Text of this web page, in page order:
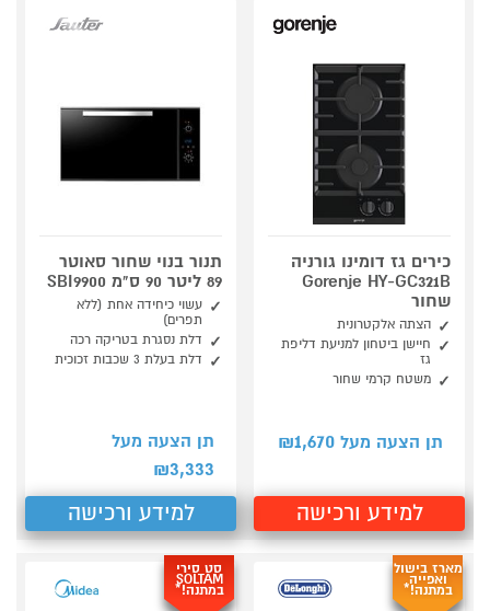
כירים גז דומינו גורניה
Gorenje HY-GC321B
שחור
הצתה אלקטרונית
חיישן ביטחון למניעת דליפת
גז
משטח קרמי שחור
תן הצעה מעל ₪ 1,670
למידע ורכישה
תנור בנוי שחור סאוטר
89 ליטר 90 ס"מ SBI9900
עשוי כיחידה אחת (ללא
תפרים)
דלת נסגרת בטריקה רכה
דלת בעלת 3 שכבות זכוכית
תן הצעה מעל
₪3,333
למידע ורכישה
מארז בישול
ואפייה
במתנה!*
סט סירי
SOLTAM
במתנה!*